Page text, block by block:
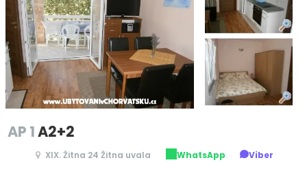
AP 1A2+2
XIX. Žitna 24 Žitna uvala WhatsApp Viber